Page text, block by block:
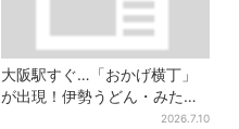
大阪駅すぐ…「おかげ横丁」
が出現！伊勢うどん・みたら
しだんご・かき氷など、名物
2026.7.10